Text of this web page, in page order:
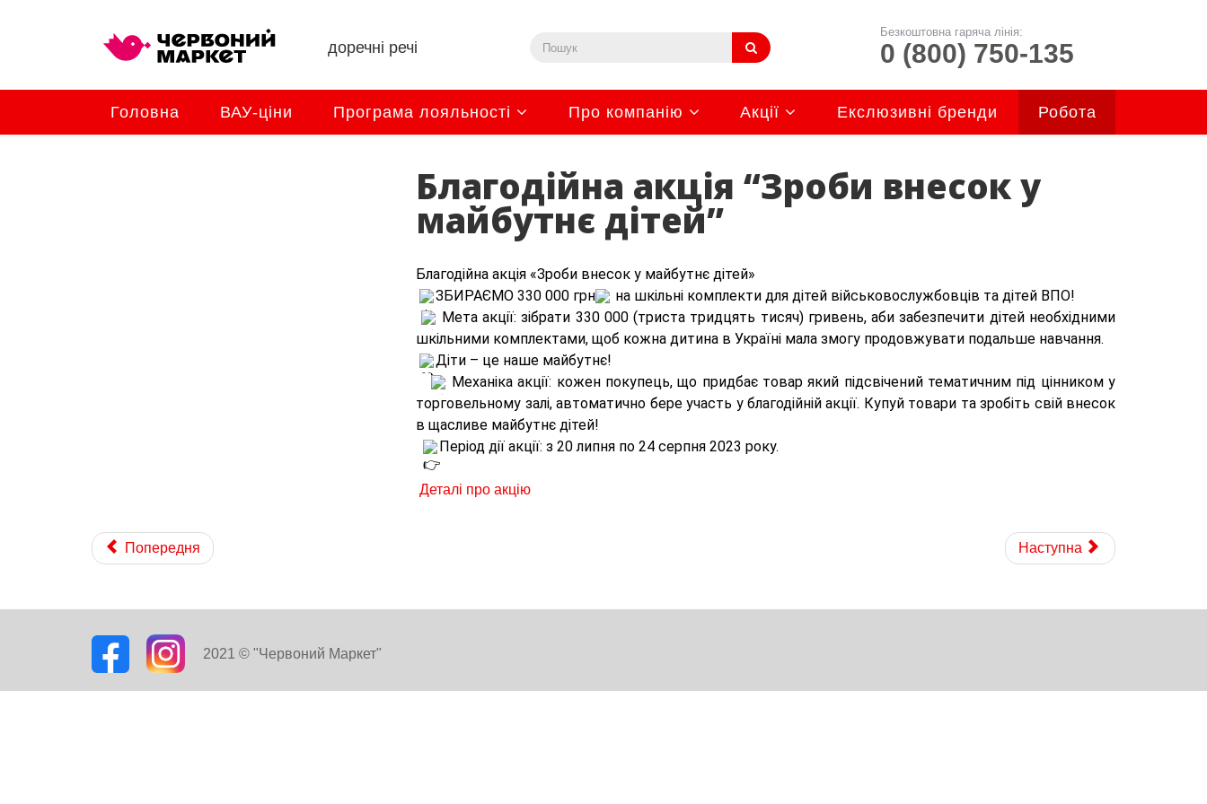
доречні речі
Безкоштовна гаряча лінія:
0 (800) 750-135
Головна ВАУ-ціни Програма лояльності Про компанію Акції Екслюзивні бренди Робота
Благодійна акція “Зроби внесок у
майбутнє дітей”
Благодійна акція «Зроби внесок у майбутнє дітей»
ЗБИРАЄМО 330 000 грн
на шкільні комплекти для дітей військовослужбовців та дітей ВПО!
Мета акції: зібрати 330 000 (триста тридцять тисяч) гривень, аби забезпечити дітей необхідними
шкільними комплектами, щоб кожна дитина в Україні мала змогу продовжувати подальше навчання.
Механіка акції: кожен покупець, що придбає товар який підсвічений тематичним під цінником у
торговельному залі, автоматично бере участь у благодійній акції. Купуй товари та зробіть свій внесок
в щасливе майбутнє дітей!
Деталі про акцію
Попередня Наступна
2021 © "Червоний Маркет"